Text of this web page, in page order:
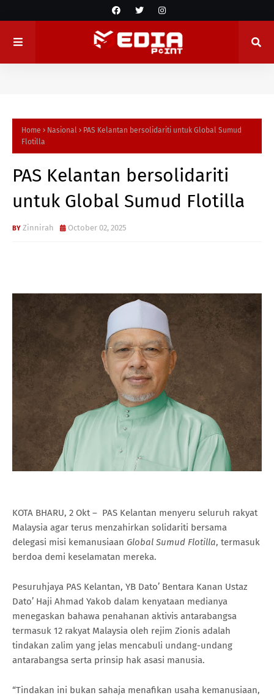
Home Nasional
PAS Kelantan bersolidariti untuk Global Sumud
Flotilla
PAS Kelantan bersolidariti
untuk Global Sumud Flotilla
Zinnirah October 02, 2025
KOTA BHARU, 2 Okt – PAS Kelantan menyeru seluruh rakyat
Malaysia agar terus menzahirkan solidariti bersama
delegasi misi kemanusiaan Global Sumud Flotilla, termasuk
berdoa demi keselamatan mereka.
Pesuruhjaya PAS Kelantan, YB Dato’ Bentara Kanan Ustaz
Dato’ Haji Ahmad Yakob dalam kenyataan medianya
menegaskan bahawa penahanan aktivis antarabangsa
termasuk 12 rakyat Malaysia oleh rejim Zionis adalah
tindakan zalim yang jelas mencabuli undang-undang
antarabangsa serta prinsip hak asasi manusia.
“Tindakan ini bukan sahaja menafikan usaha kemanusiaan,